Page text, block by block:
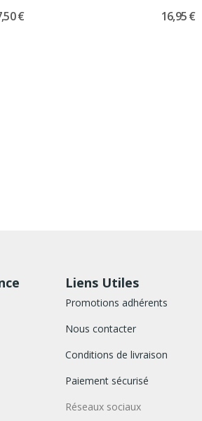
€ 16,95 €
Liens Utiles
Promotions adhérents
Nous contacter
Conditions de livraison
Paiement sécurisé
Réseaux sociaux